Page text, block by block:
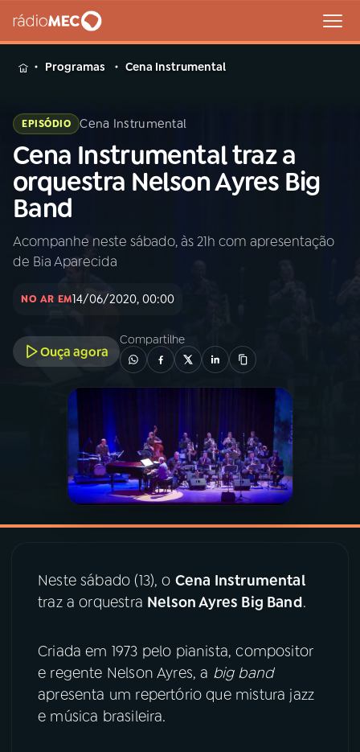
MENU
Buscar
na
Rádio
MEC
Buscar
Início AO VIVO
INÍCIO
A RÁDIO
PROGRAMAÇÃO
PROGRAMAS
PODCASTS
07ÚLTIMAS
PRÊMIO RÁDIO MEC
ACOMPANHE A RÁDIO MEC
Programas Cena Instrumental
EPISÓDIO Cena Instrumental
Cena Instrumental traz a
orquestra Nelson Ayres Big
Band
Acompanhe neste sábado, às 21h com apresentação
de Bia Aparecida
NO AR EM14/06/2020, 00:00
Ouça agora
Compartilhe
Neste sábado (13), o Cena Instrumental
traz a orquestra Nelson Ayres Big Band.
Criada em 1973 pelo pianista, compositor
e regente Nelson Ayres, a big band
apresenta um repertório que mistura jazz
e música brasileira.